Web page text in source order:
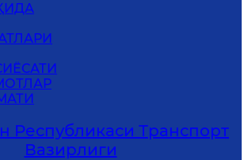
Республикаси Транспорт
Вазирлиги